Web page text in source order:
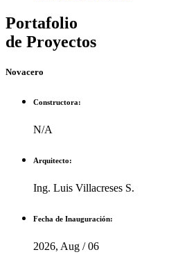
Portafolio
de Proyectos
Novacero
Constructora:
N/A
Arquitecto:
Ing. Luis Villacreses S.
Fecha de Inauguración:
2026, Aug / 06